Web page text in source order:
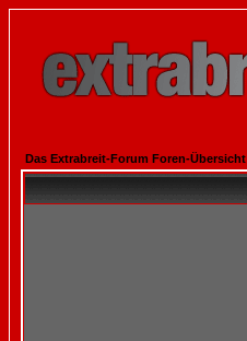
Das Extrabreit-Forum Foren-Übersicht